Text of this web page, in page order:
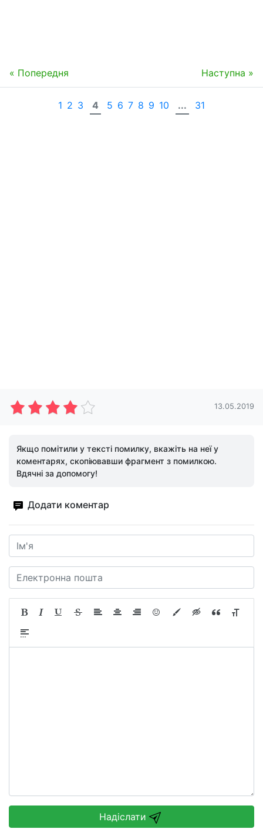
« Попередня Наступна »
1 2 3 4 5 6 7 8 9 10 ... 31
13.05.2019
Якщо помітили у тексті помилку, вкажіть на неї у
коментарях, скопіювавши фрагмент з помилкою.
Вдячні за допомогу!
Додати коментар
Надіслати